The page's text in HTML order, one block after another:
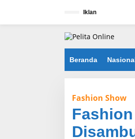
Iklan
Beranda
Fashion Show